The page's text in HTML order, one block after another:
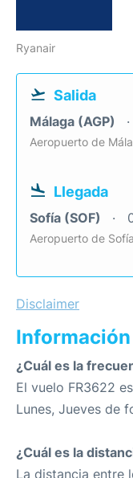
Ryanair
Salida
Málaga (AGP)
Aeropuerto de
Llegada
Sofía (SOF)
Aeropuerto de Sofía
Disclaimer
¿Cuál es la
El vuelo FR3622
Lunes, Jueves de
¿Cuál es la
La distancia entre